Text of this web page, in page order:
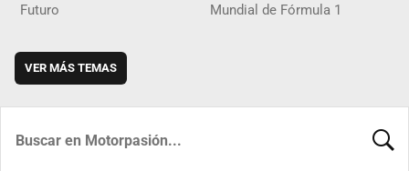
Futuro Mundial de Fórmula 1
VER MÁS TEMAS